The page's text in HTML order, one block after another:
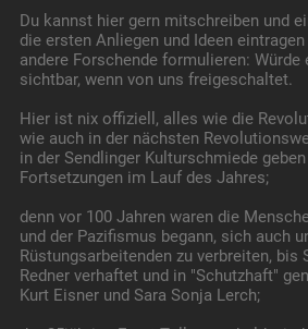
Du kannst hier gern mitschreiben und
die ersten Anliegen und Ideen
andere Forschende formulieren:
sichtbar, wenn von uns freigeschaltet.
Hier ist nix offiziell, alles wie die
wie auch in der nächsten
in der Sendlinger Kulturschmiede
Fortsetzungen im Lauf des Jahres;
denn vor 100 Jahren waren die
und der Pazifismus begann, sich auch
Rüstungsarbeitenden zu verbreiten, bis
Redner verhaftet und in "Schutzhaft"
Kurt Eisner und Sara Sonja Lerch;